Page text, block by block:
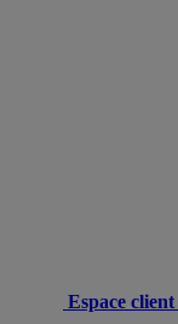
Espace client